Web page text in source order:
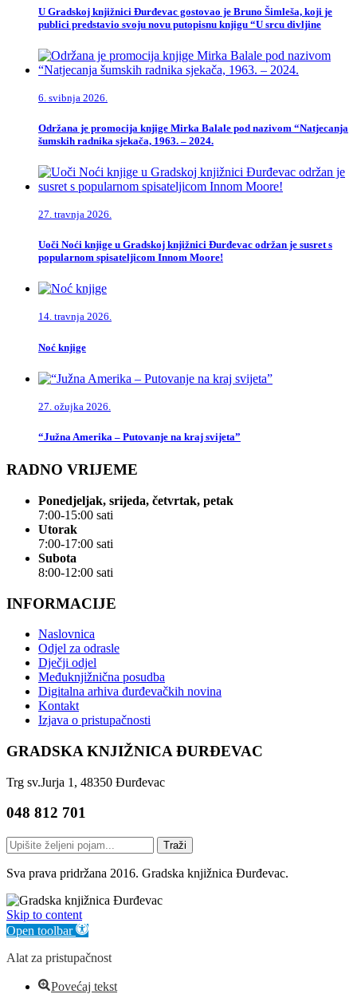
U Gradskoj knjižnici Đurđevac gostovao je Bruno Šimleša, koji je
publici predstavio svoju novu putopisnu knjigu “U srcu divljine
6. svibnja 2026.
Održana je promocija knjige Mirka Balale pod nazivom “Natjecanja
šumskih radnika sjekača, 1963. – 2024.
27. travnja 2026.
Uoči Noći knjige u Gradskoj knjižnici Đurđevac održan je susret s
popularnom spisateljicom Innom Moore!
14. travnja 2026.
Noć knjige
27. ožujka 2026.
“Južna Amerika – Putovanje na kraj svijeta”
RADNO VRIJEME
Ponedjeljak, srijeda, četvrtak, petak
7:00-15:00 sati
Utorak
7:00-17:00 sati
Subota
8:00-12:00 sati
INFORMACIJE
Naslovnica
Odjel za odrasle
Dječji odjel
Međuknjižnična posudba
Digitalna arhiva đurđevačkih novina
Kontakt
Izjava o pristupačnosti
GRADSKA KNJIŽNICA ĐURĐEVAC
Trg sv.Jurja 1, 48350 Đurđevac
048 812 701
Traži
Sva prava pridržana 2016. Gradska knjižnica Đurđevac.
Skip to content
Open toolbar
Alat za pristupačnost
Povećaj tekst